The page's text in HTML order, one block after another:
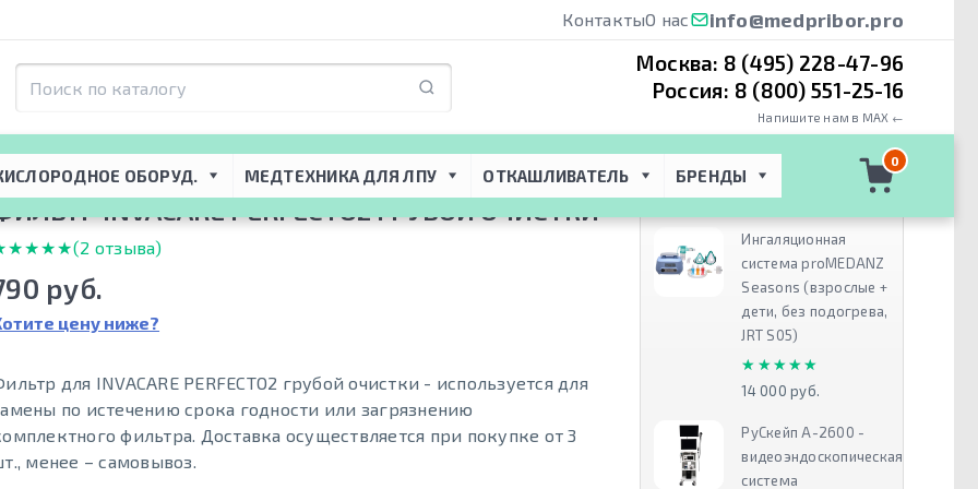
КонтактыО нас info@medpribor.pro
Москва: 8 (495) 228-47-96
Россия: 8 (800) 551-25-16
Напишите нам в MAX ←
ОБОРУД. МЕДТЕХНИКА ДЛЯ ЛПУ ОТКАШЛИВАТЕЛЬ БРЕНДЫ
0
INVACARE PERFECTO2 ГРУБОЙ ОЧИСТКИ
(2 отзыва)
руб.
цену ниже?
для INVACARE PERFECTO2 грубой очистки - используется для
по истечению срока годности или загрязнению
фильтра. Доставка осуществляется при покупке от 3
менее – самовывоз.
Рекомендуем
Ингаляционная
система proMEDANZ
Seasons (взрослые +
дети, без подогрева,
JRT S05)
★★★★★
★★★★★
14 000 руб.
РуСкейп А-2600 -
видеоэндоскопическая
система